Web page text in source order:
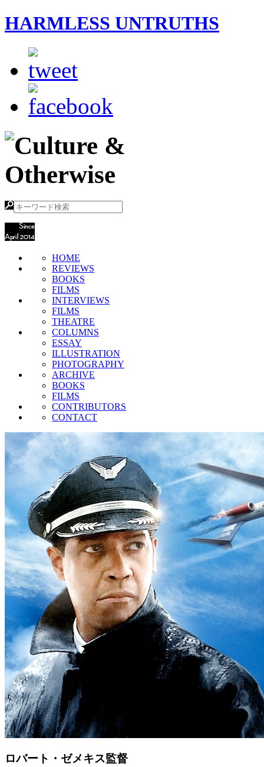
HARMLESS UNTRUTHS
HOME
REVIEWS
BOOKS
FILMS
INTERVIEWS
FILMS
THEATRE
COLUMNS
ESSAY
ILLUSTRATION
PHOTOGRAPHY
ARCHIVE
BOOKS
FILMS
CONTRIBUTORS
CONTACT
ロバート・ゼメキス監督